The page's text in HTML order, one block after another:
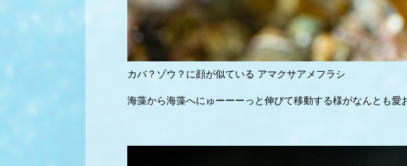
カバ？ゾウ？に顔が似ている アマクサアメフラシ
海藻から海藻へにゅーーーっと伸びて移動する様がなんとも愛